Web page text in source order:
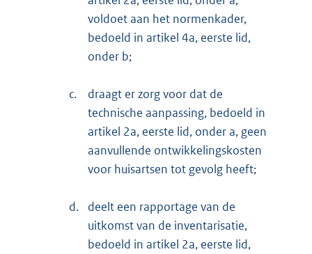
voldoet aan het normenkader,
bedoeld in artikel 4a, eerste lid,
onder b;
c.
draagt er zorg voor dat de
technische aanpassing, bedoeld in
artikel 2a, eerste lid, onder a, geen
aanvullende ontwikkelingskosten
voor huisartsen tot gevolg heeft;
d.
deelt een rapportage van de
uitkomst van de inventarisatie,
bedoeld in artikel 2a, eerste lid,